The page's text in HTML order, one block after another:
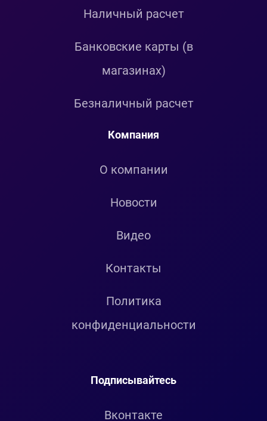
Наличный расчет
Банковские карты (в
магазинах)
Безналичный расчет
Компания
О компании
Новости
Видео
Контакты
Политика
конфиденциальности
Подписывайтесь
Вконтакте